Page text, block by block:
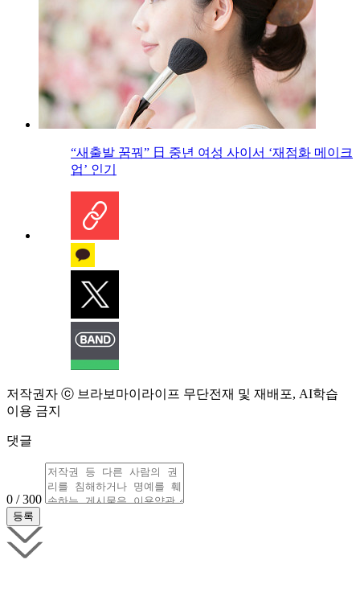
“새출발 꿈꿔” 日 중년 여성 사이서 ‘재점화 메이크
업’ 인기
저작권자 ⓒ 브라보마이라이프 무단전재 및 재배포, AI학습
이용 금지
댓글
0 / 300